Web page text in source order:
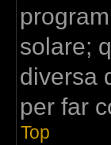
solare;
diversa
per far
Top